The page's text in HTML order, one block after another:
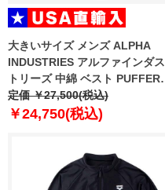
大きいサイズ メンズ ALPHA
INDUSTRIES アルファインダス
トリーズ 中綿 ベスト PUFFER
VEST USA直輸入 138122
定価 ￥27,500(税込)
￥24,750(税込)